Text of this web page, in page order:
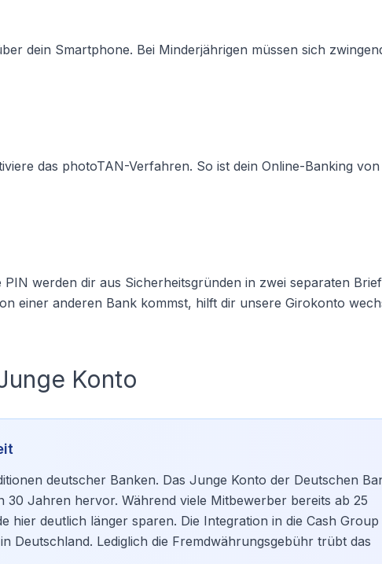
dein Smartphone. Bei Minderjährigen müssen sich
das photoTAN-Verfahren. So ist dein Online-Banking von
werden dir aus Sicherheitsgründen in zwei separaten
einer anderen Bank kommst, hilft dir unsere Girokonto
Konto
deutscher Banken. Das Junge Konto der Deutschen
Jahren hervor. Während viele Mitbewerber bereits ab 25
deutlich länger sparen. Die Integration in die Cash Group
Deutschland. Lediglich die Fremdwährungsgebühr trübt das